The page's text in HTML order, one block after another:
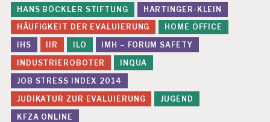
HANS BÖCKLER STIFTUNG
HARTINGER-KLEIN
HÄUFIGKEIT DER EVALUIERUNG
HOME OFFICE
IHS
IIR ILO
IMH – FORUM SAFETY
INDUSTRIEROBOTER
INQUA
JOB STRESS INDEX 2014
JUDIKATUR ZUR EVALUIERUNG
JUGEND
KFZA ONLINE